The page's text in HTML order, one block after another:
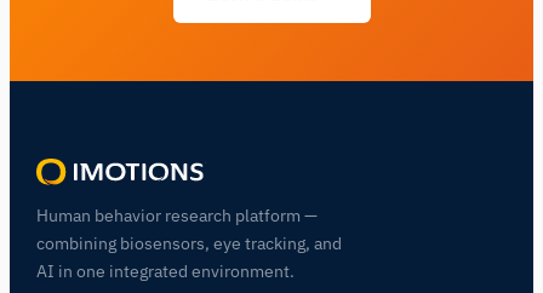
Human behavior research platform —
combining biosensors, eye tracking, and
AI in one integrated environment.